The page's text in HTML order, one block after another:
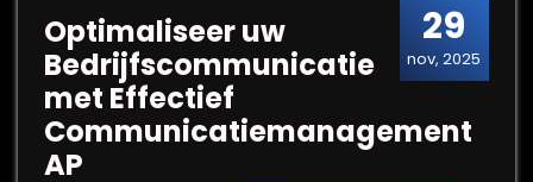
29
nov, 2025
Optimaliseer uw
Bedrijfscommunicatie
met Effectief
Communicatiemanagement
AP